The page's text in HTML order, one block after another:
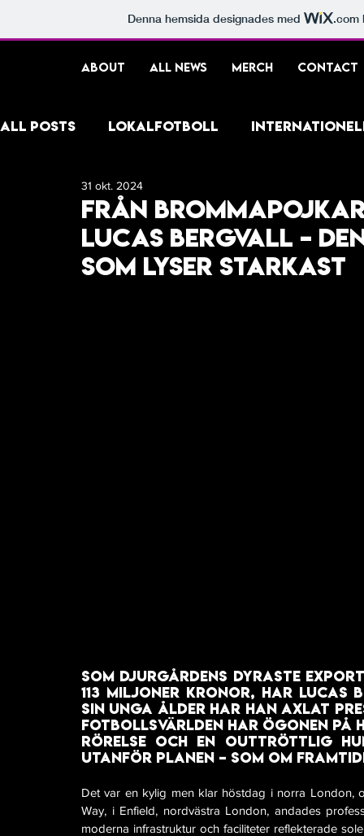
Denna hemsida designades med .com
ABOUT ALL NEWS MERCH CONTACT
ALL POSTS LOKALFOTBOLL
FOTBOLLSKULTUR
Från
LUCAS BERGVALL –
SOM LYSER STARKAST
31 okt. 2024
Som Djurgårdens dyraste
113 miljoner kronor, har
sin unga ålder har han axlat
fotbollsvärlden har ögonen på
rörelse och en outtröttlig
utanför planen – som om
Det var en kylig men klar höstdag i norra London,
Way, i Enfield, nordvästra London, andades
moderna infrastruktur och faciliteter reflekterade